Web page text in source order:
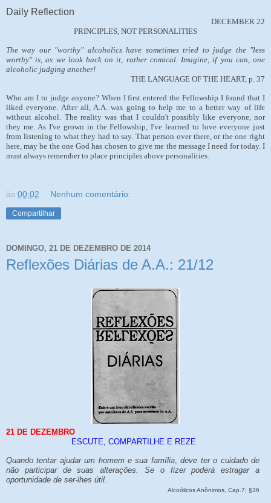
Daily Reflection
DECEMBER 22
PRINCIPLES, NOT PERSONALITIES
The way our "worthy" alcoholics have sometimes tried to judge the "less
worthy" is, as we look back on it, rather comical. Imagine, if you can, one
alcoholic judging another!
THE LANGUAGE OF THE HEART, p. 37
Who am I to judge anyone? When I first entered the Fellowship I found that I
liked everyone. After all, A.A. was going to help me to a better way of life
without alcohol. The reality was that I couldn't possibly like everyone, nor
they me. As I've grown in the Fellowship, I've learned to love everyone just
from listening to what they had to say. That person over there, or the one right
here, may be the one God has chosen to give me the message I need for today. I
must always remember to place principles above personalities.
às 00:02 Nenhum comentário:
Compartilhar
DOMINGO, 21 DE DEZEMBRO DE 2014
Reflexões Diárias de A.A.: 21/12
21 DE DEZEMBRO
ESCUTE, COMPARTILHE E REZE
Quando tentar ajudar um homem e sua família,deve ter o cuidado de
não participar de suas alterações. Se o fizer poderá estragar a
oportunidade de ser-lhes útil
Alcoólicos Anônimos, Cap.7; §36